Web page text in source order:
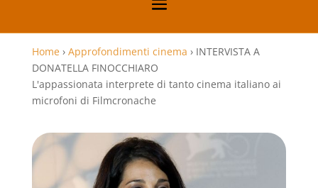
Home › Approfondimenti cinema › INTERVISTA A
DONATELLA FINOCCHIARO
L'appassionata interprete di tanto cinema italiano ai
microfoni di Filmcronache